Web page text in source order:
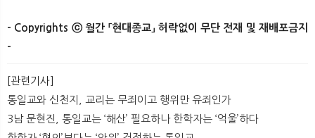
- Copyrights ⓒ 월간 「현대종교」 허락없이 무단 전재 및 재배포금지
-
[관련기사]
통일교와 신천지, 교리는 무죄이고 행위만 유죄인가
3남 문현진, 통일교는 ‘해산’ 필요하나 한학자는 ‘억울’하다